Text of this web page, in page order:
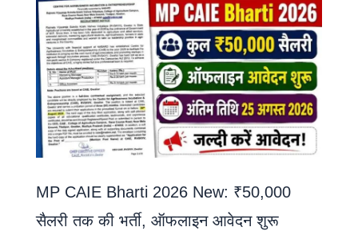
MP CAIE Bharti 2026 New: ₹50,000
सैलरी तक की भर्ती, ऑफलाइन आवेदन शुरू